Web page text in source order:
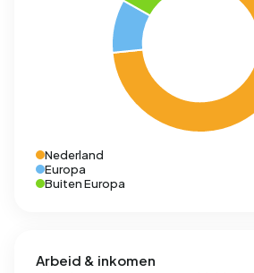
Nederland
Europa
Buiten Europa
Arbeid & inkomen